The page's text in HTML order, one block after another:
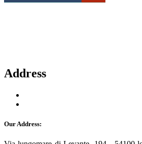
Address
Our Address: